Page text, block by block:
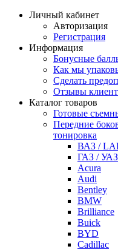
Личный кабинет
Авторизация
Регистрация
Информация
Бонусные
Как мы
Сделать
Отзывы
Каталог товаров
Готовые
Передние
тонировка
ВАЗ /
ГАЗ / УАЗ
Acura
Audi
Bentley
BMW
Brilliance
Buick
BYD
Cadillac